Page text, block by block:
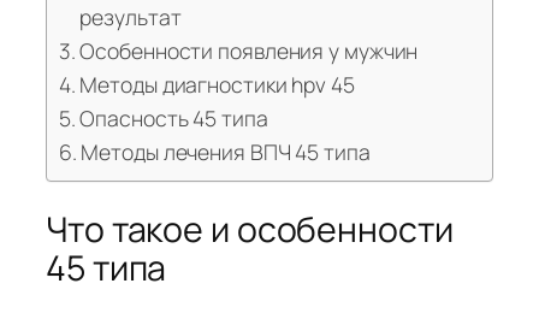
результат
Особенности появления у мужчин
Методы диагностики hpv 45
Опасность 45 типа
Методы лечения ВПЧ 45 типа
Что такое и особенности
45 типа